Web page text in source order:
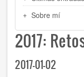
Sobre mí
2017:
2017-01-02